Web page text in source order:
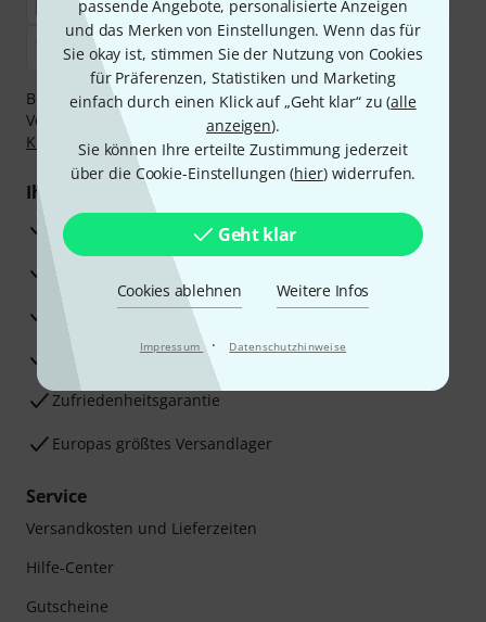
passende Angebote, personalisierte Anzeigen
und das Merken von Einstellungen. Wenn das für
Sie okay ist, stimmen Sie der Nutzung von Cookies
für Präferenzen, Statistiken und Marketing
einfach durch einen Klick auf „Geht klar“ zu (alle
anzeigen).
Sie können Ihre erteilte Zustimmung jederzeit
über die Cookie-Einstellungen (hier) widerrufen.
Geht klar
Cookies ablehnen Weitere Infos
Impressum · Datenschutzhinweise
Bezahlen Sie vertraulich und sicher per Nachnahme,
Vorkasse, PayPal, Amazon Pay,Klarna Sofort bezahlen
Klarna Ratenzahlungoder Kreditkarte.
Ihre Vorteile
3 Jahre Thomann Garantie
30 Tage Money-Back-Garantie
Reparaturservice
Beratung durch Fachexperten
Zufriedenheitsgarantie
Europas größtes Versandlager
Service
Versandkosten und Lieferzeiten
Hilfe-Center
Gutscheine